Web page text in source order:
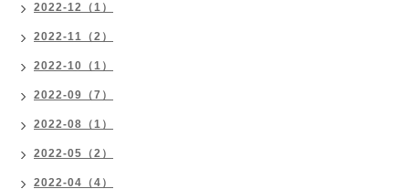
2022-12（1）
2022-11（2）
2022-10（1）
2022-09（7）
2022-08（1）
2022-05（2）
2022-04（4）